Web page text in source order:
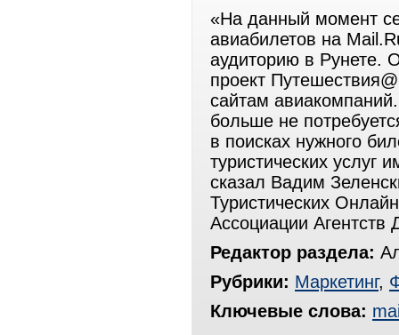
«На данный момент
авиабилетов на
аудиторию в Рунете.
проект
сайтам
больше не
в поисках нужного
туристических услуг
сказал Вадим
Туристических
Ассоциации Агентств
Редактор раздела:
Рубрики: Маркетинг,
Ключевые слова: